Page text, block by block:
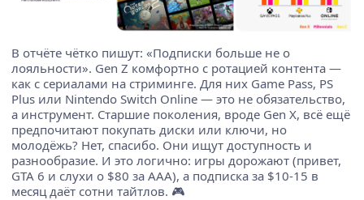
В отчёте чётко пишут: «Подписки больше не о
лояльности». Gen Z комфортно с ротацией контента —
как с сериалами на стриминге. Для них Game Pass, PS
Plus или Nintendo Switch Online — это не обязательство,
а инструмент. Старшие поколения, вроде Gen X, всё ещё
предпочитают покупать диски или ключи, но
молодёжь? Нет, спасибо. Они ищут доступность и
разнообразие. И это логично: игры дорожают (привет,
GTA 6 и слухи о $80 за AAA), а подписка за $10-15 в
месяц даёт сотни тайтлов. 🎮